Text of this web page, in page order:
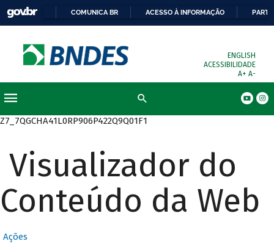
COMUNICA BR ACESSO À INFORMAÇÃO
ENGLISH
ACESSIBILIDADE
A+ A-
Z7_7QGCHA41L0RP906P422Q9Q01F1
Visualizador do
Conteúdo da Web
Ações